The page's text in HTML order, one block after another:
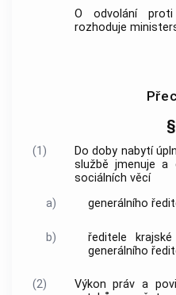
O odvolání
rozhoduje
(1)
Do doby nabytí
službě jmenuje a
sociálních věcí
a)
generálního
b)
ředitele
generálního
(2)
Výkon práv a